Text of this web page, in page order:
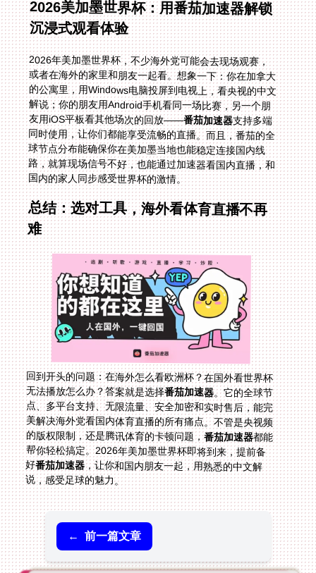
2026美加墨世界杯：用番茄加速器解锁
沉浸式观看体验
2026年美加墨世界杯，不少海外党可能会去现场观赛，
或者在海外的家里和朋友一起看。想象一下：你在加拿大
的公寓里，用Windows电脑投屏到电视上，看央视的中文
解说；你的朋友用Android手机看同一场比赛，另一个朋
友用iOS平板看其他场次的回放——番茄加速器支持多端
同时使用，让你们都能享受流畅的直播。而且，番茄的全
球节点分布能确保你在美加墨当地也能稳定连接国内线
路，就算现场信号不好，也能通过加速器看国内直播，和
国内的家人同步感受世界杯的激情。
总结：选对工具，海外看体育直播不再
难
回到开头的问题：在海外怎么看欧洲杯？在国外看世界杯
无法播放怎么办？答案就是选择番茄加速器。它的全球节
点、多平台支持、无限流量、安全加密和实时售后，能完
美解决海外党看国内体育直播的所有痛点。不管是央视频
的版权限制，还是腾讯体育的卡顿问题，番茄加速器都能
帮你轻松搞定。2026年美加墨世界杯即将到来，提前备
好番茄加速器，让你和国内朋友一起，用熟悉的中文解
说，感受足球的魅力。
← 前一篇文章